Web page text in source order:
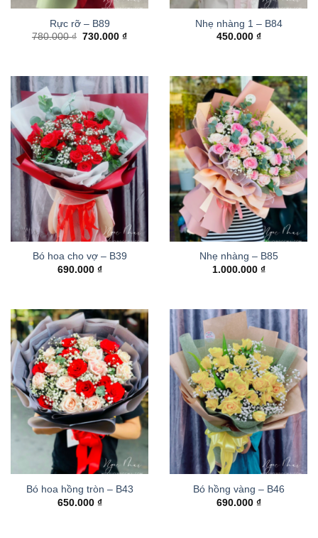
Rực rỡ – B89
780.000₫ Giá
730.000₫Giá
Nhẹ nhàng 1 – B84
450.000 ₫
Bó hoa cho vợ – B39
690.000 ₫
Nhẹ nhàng – B85
1.000.000 ₫
Bó hoa hồng tròn – B43
650.000 ₫
Bó hồng vàng – B46
690.000 ₫